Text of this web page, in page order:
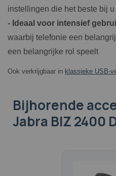
instellingen die het beste bij u
- Ideaal voor intensief
waarbij telefonie een
een belangrijke rol speelt
Ook verkrijgbaar in klassieke USB-
Bijhorende
Jabra BIZ 2400